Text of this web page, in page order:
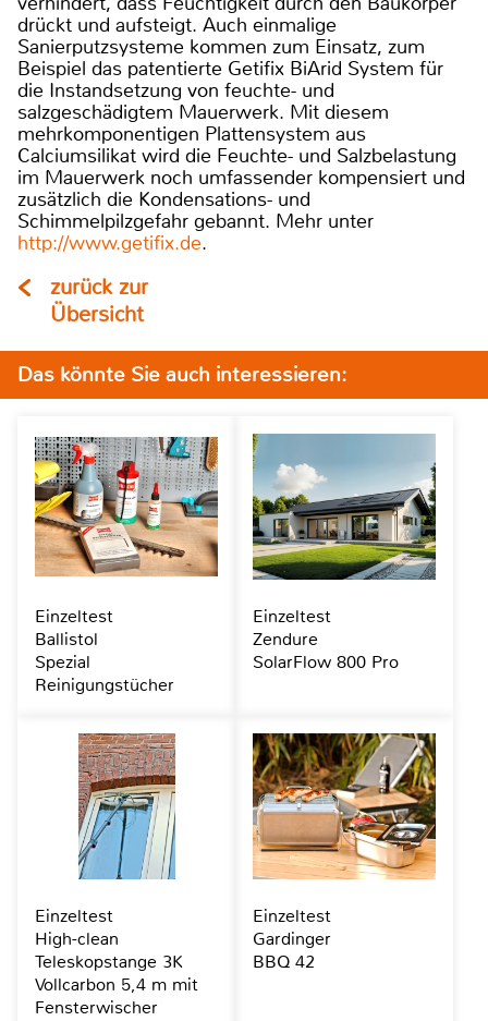
drückt und aufsteigt. Auch einmalige
Sanierputzsysteme kommen zum Einsatz, zum
Beispiel das patentierte Getifix BiArid System für
die Instandsetzung von feuchte- und
salzgeschädigtem Mauerwerk. Mit diesem
mehrkomponentigen Plattensystem aus
Calciumsilikat wird die Feuchte- und Salzbelastung
im Mauerwerk noch umfassender kompensiert und
zusätzlich die Kondensations- und
Schimmelpilzgefahr gebannt. Mehr unter
http://www.getifix.de.
zurück zur
Übersicht
Das könnte Sie auch interessieren:
Einzeltest
Ballistol
Spezial
Reinigungstücher
Einzeltest
Zendure
SolarFlow 800 Pro
Einzeltest
High-clean
Teleskopstange 3K
Vollcarbon 5,4 m mit
Fensterwischer
Einzeltest
Gardinger
BBQ 42